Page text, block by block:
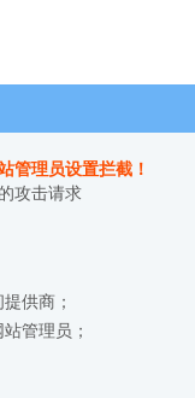
管理员设置拦截！
攻击请求
供商；
管理员；